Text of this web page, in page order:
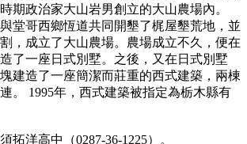
期政治家大山岩男創立的大山農場內。
堂哥西鄉恆道共同開墾了梶屋墾荒地，並
，成立了大山農場。農場成立不久，便在
了一座日式別墅。之後，又在日式別墅
建造了一座簡潔而莊重的西式建築，兩棟
。 1995年，西式建築被指定為栃木縣有
拓洋高中（0287-36-1225）。